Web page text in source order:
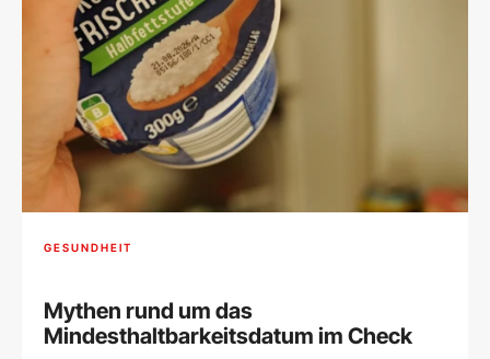
GESUNDHEIT
Mythen rund um das
Mindesthaltbarkeitsdatum im Check